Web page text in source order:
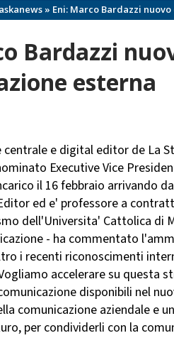
askanews » Eni: Marco Bardazzi
Bardazzi
esterna
e digital editor de La
Executive Vice
il 16 febbraio arrivando
ed e' professore a
dell'Universita' Cattolica di
- ha commentato
i recenti riconoscimenti
accelerare su questa
disponibili nel
comunicazione aziendale e
per condividerli con la